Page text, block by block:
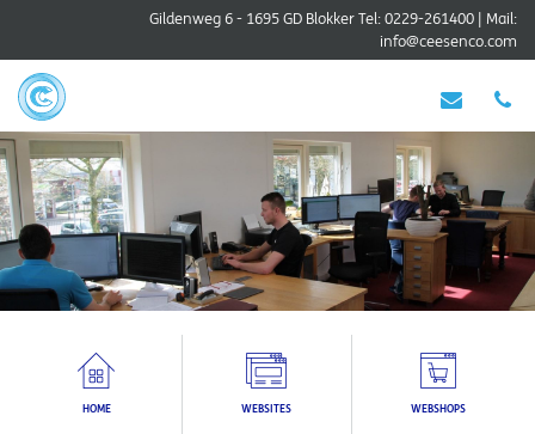
Gildenweg 6 - 1695 GD BlokkerTel: 0229-261400 | Mail:
info@ceesenco.com
HOME WEBSITES WEBSHOPS